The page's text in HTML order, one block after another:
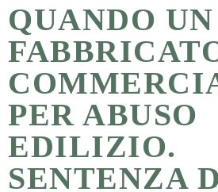
QUANDO UN
PER ABUSO
EDILIZIO.
SENTENZA